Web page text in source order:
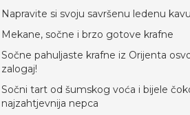
Napravite si svoju savršenu ledenu
Mekane, sočne i brzo gotove krafne
Sočne pahuljaste krafne iz Orijenta
zalogaj!
Sočni tart od šumskog voća i bijele
najzahtjevnija nepca